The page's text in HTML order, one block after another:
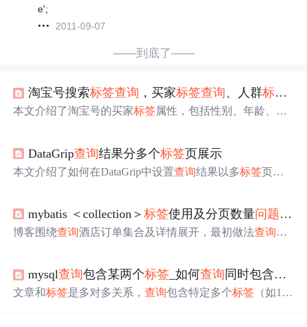
e';
2011-09-07
——到底了——
淘宝号搜索标签查询 ，买家标签查询、人群标签
本文介绍了淘宝号的买家标签属性，包括性别、年龄、购
细信息，包括请求方式、返回格式及示例。
DataGrip查询结果分多个标签页展示
本文介绍了如何在DataGrip中设置查询结果以多标签页的
询 将在独立的标签页中显示，方便对比和管理不同查询结
果。
mybatis ＜collection＞标签使用及分页数量问题解决
博客围绕查询酒店订单集合及详情展开，最初做法查询效
是将内部数据当成一条记录分页所致，提出用子查询解
决，期望有更优方案。
mysql查询包含某两个标签 _如何查询 同时包含多个指定
文章和标签是多对多关系，查询包含特定多个标签 （如1,2,